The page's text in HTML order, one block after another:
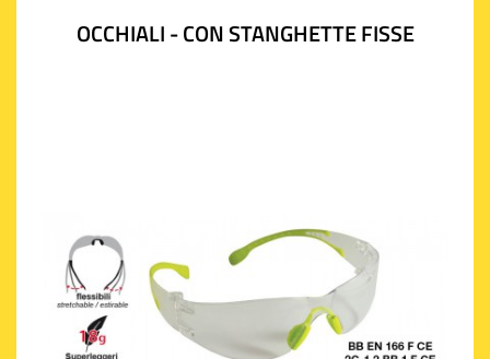
OCCHIALI - CON STANGHETTE FISSE